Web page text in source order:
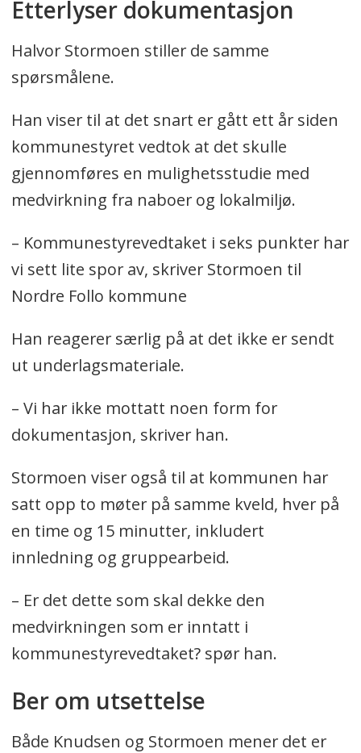
Etterlyser dokumentasjon
Halvor Stormoen stiller de samme
spørsmålene.
Han viser til at det snart er gått ett år siden
kommunestyret vedtok at det skulle
gjennomføres en mulighetsstudie med
medvirkning fra naboer og lokalmiljø.
– Kommunestyrevedtaket i seks punkter har
vi sett lite spor av, skriver Stormoen til
Nordre Follo kommune
Han reagerer særlig på at det ikke er sendt
ut underlagsmateriale.
– Vi har ikke mottatt noen form for
dokumentasjon, skriver han.
Stormoen viser også til at kommunen har
satt opp to møter på samme kveld, hver på
en time og 15 minutter, inkludert
innledning og gruppearbeid.
– Er det dette som skal dekke den
medvirkningen som er inntatt i
kommunestyrevedtaket? spør han.
Ber om utsettelse
Både Knudsen og Stormoen mener det er